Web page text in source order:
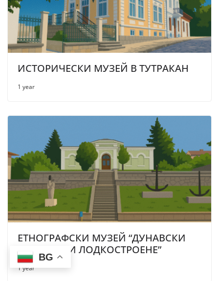
ИСТОРИЧЕСКИ МУЗЕЙ В ТУТРАКАН
1 year
ЕТНОГРАФСКИ МУЗЕЙ “ДУНАВСКИ
РИБОЛОВ И ЛОДКОСТРОЕНЕ”
1 year
BG